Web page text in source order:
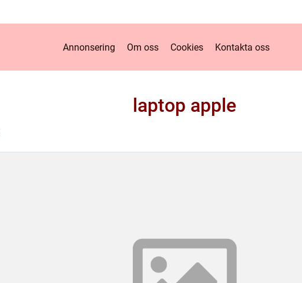
Annonsering Om oss Cookies Kontakta oss
laptop apple